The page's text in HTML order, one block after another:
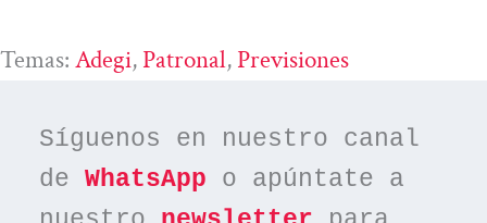
Temas: Adegi, Patronal, Previsiones
Síguenos en nuestro canal
de WhatsApp o apúntate a